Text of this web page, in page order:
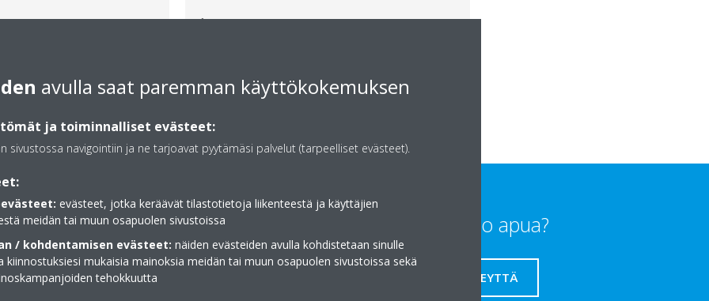
040 707 3842
Hae reittiohjeet
Tarvitsetko apua?
OTA YHTEYTTÄ
avulla saat paremman käyttökokemuksen
ja toiminnalliset evästeet:
sivustossa navigointiin ja ne tarjoavat pyytämäsi palvelut (tarpeelliset evästeet).
evästeet, jotka keräävät tilastotietoja liikenteestä ja käyttäjien
meidän tai muun osapuolen sivustoissa
/ kohdentamisen evästeet: näiden evästeiden avulla kohdistetaan sinulle
kiinnostuksiesi mukaisia mainoksia meidän tai muun osapuolen sivustoissa sekä
tehokkuutta